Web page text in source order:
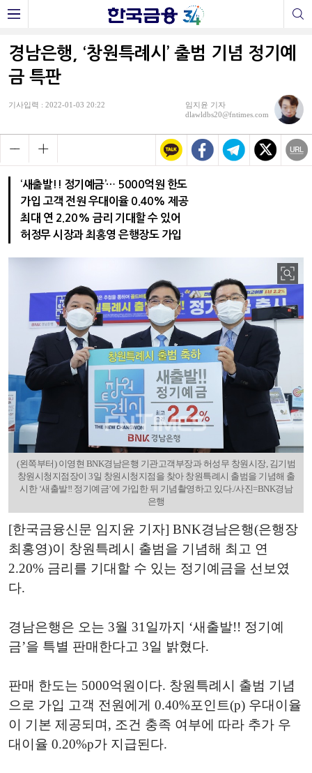
경남은행, ‘창원특례시’ 출범 기념 정기예
금 특판
기사입력 : 2022-01-03 20:22
임지윤 기자
dlawldbs20@fntimes.com
‘새출발!! 정기예금’… 5000억원 한도
가입 고객 전원 우대이율 0.40% 제공
최대 연 2.20% 금리 기대할 수 있어
허정무 시장과 최홍영 은행장도 가입
(왼쪽부터) 이영현 BNK경남은행 기관고객부장과 허성무 창원시장, 김기범
창원시청지점장이 3일 창원시청지점을 찾아 창원특례시 출범을 기념해 출
시한 ‘새출발!! 정기예금’에 가입한 뒤 기념촬영하고 있다./사진=BNK경남
은행
[한국금융신문 임지윤 기자] BNK경남은행(은행장
최홍영)이 창원특례시 출범을 기념해 최고 연
2.20% 금리를 기대할 수 있는 정기예금을 선보였
다.
경남은행은 오는 3월 31일까지 ‘새출발!! 정기예
금’을 특별 판매한다고 3일 밝혔다.
판매 한도는 5000억원이다. 창원특례시 출범 기념
으로 가입 고객 전원에게 0.40%포인트(p) 우대이율
이 기본 제공되며, 조건 충족 여부에 따라 추가 우
대이율 0.20%p가 지급된다.